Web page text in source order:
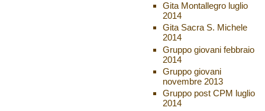
Gita Montallegro luglio
2014
Gita Sacra S. Michele
2014
Gruppo giovani febbraio
2014
Gruppo giovani
novembre 2013
Gruppo post CPM luglio
2014